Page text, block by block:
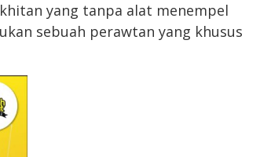
yang tanpa alat menempel
sebuah perawtan yang khusus